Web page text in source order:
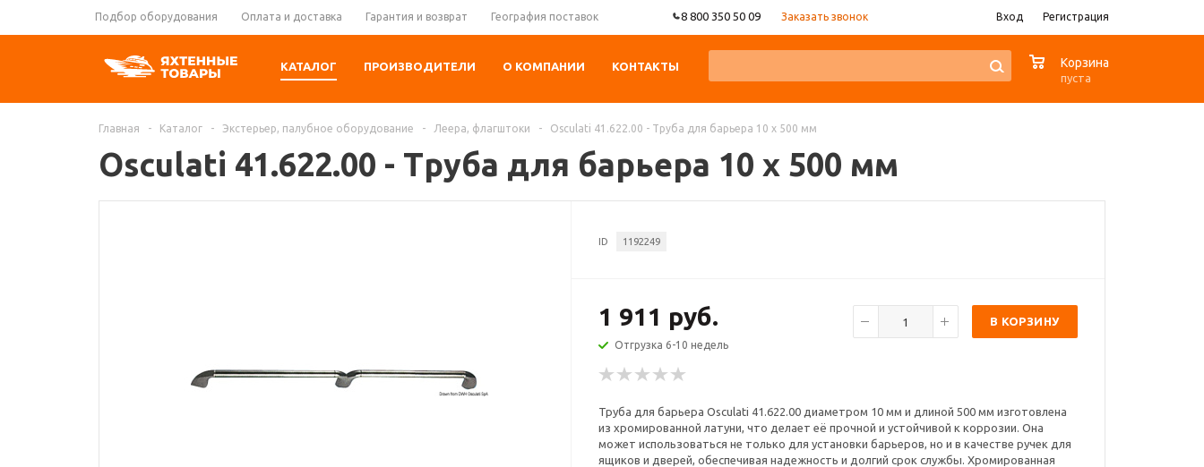
Подбор оборудования Оплата и доставка Гарантия и возврат География поставок 8 800 350 50 09 Заказать звонок Вход Регистрация
КАТАЛОГ ПРОИЗВОДИТЕЛИ О КОМПАНИИ КОНТАКТЫ Корзина
пуста
Главная - Каталог - Экстерьер, палубное оборудование - Леера, флагштоки - Osculati 41.622.00 - Труба для барьера 10 x 500 мм
Osculati 41.622.00 - Труба для барьера 10 x 500 мм
ID 1192249
1 911 руб.
Отгрузка 6-10 недель
В КОРЗИНУ
Труба для барьера Osculati 41.622.00 диаметром 10 мм и длиной 500 мм изготовлена
из хромированной латуни, что делает её прочной и устойчивой к коррозии. Она
может использоваться не только для установки барьеров, но и в качестве ручек для
ящиков и дверей, обеспечивая надежность и долгий срок службы. Хромированная